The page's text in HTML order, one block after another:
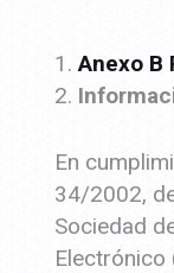
Anexo B
En
34/2002,
Sociedad
Electrónico